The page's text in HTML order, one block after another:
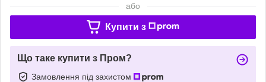
або
Купити з
Що таке купити з Пром?
Замовлення під захистом